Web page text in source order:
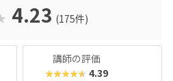
クールといえます。また、いず
教材で学べるので、高クオリテ
4.23 (175件)
講師の評価
★★★★★ 4.39